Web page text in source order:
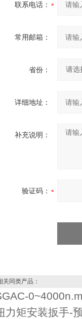
联系电话：
常用邮箱：
省份：
详细地址：
补充说明：
验证码：
同类产品：
力矩安装扳手-